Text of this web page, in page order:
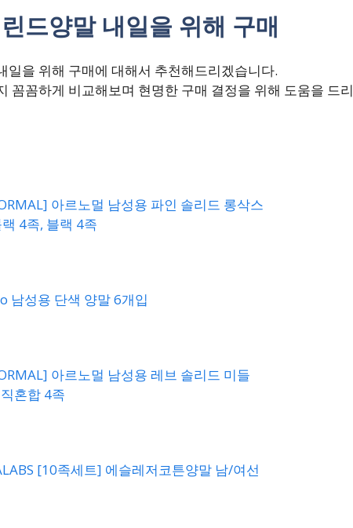
드양말 내일을 위해 구매
일을 위해 구매에 대해서 추천해드리겠습니다.
꼼꼼하게 비교해보며 현명한 구매 결정을 위해 도움을 드리
아르노멀 남성용 파인 솔리드 롱삭스
4족, 블랙 4족
남성용 단색 양말 6개입
아르노멀 남성용 레브 솔리드 미들
혼합 4족
[10족세트] 에슬레저코튼양말 남/여선